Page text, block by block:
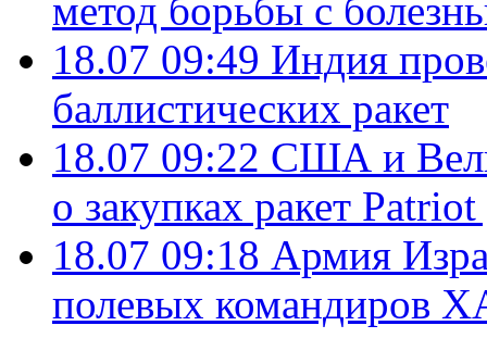
метод борьбы с
18.07 09:49 Индия
баллистических ракет
18.07 09:22 США и
о закупках ракет
18.07 09:18 Армия
полевых командиров